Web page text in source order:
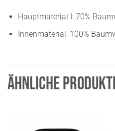
Hauptmaterial I: 70%
Innenmaterial: 100%
ÄHNLICHE